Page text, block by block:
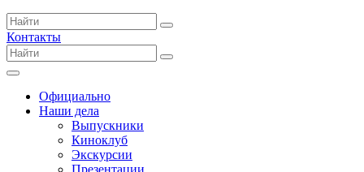
Контакты
Официально
Наши дела
Выпускники
Киноклуб
Экскурсии
Презентации